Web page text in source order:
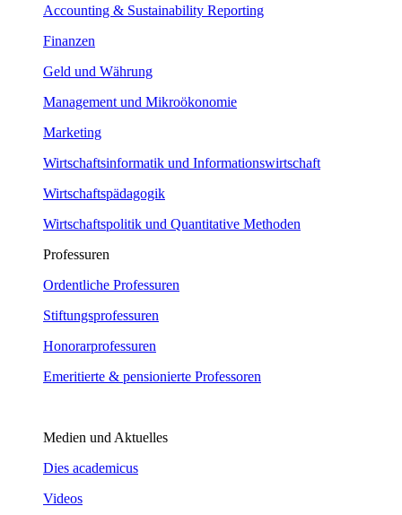
Accounting & Sustainability Reporting
Finanzen
Geld und Währung
Management und Mikroökonomie
Marketing
Wirtschaftsinformatik und Informationswirtschaft
Wirtschaftspädagogik
Wirtschaftspolitik und Quantitative Methoden
Professuren
Ordentliche Professuren
Stiftungsprofessuren
Honorarprofessuren
Emeritierte & pensionierte Professoren
Medien und Aktuelles
Dies academicus
Videos